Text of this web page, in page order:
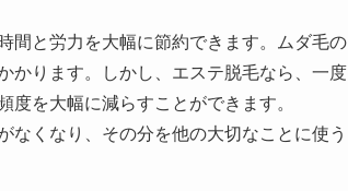
間と労力を大幅に節約できます。ムダ毛の
かります。しかし、エステ脱毛なら、一度
を大幅に減らすことができます。
なくなり、その分を他の大切なことに使う